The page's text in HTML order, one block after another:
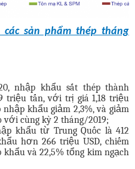
sản phẩm thép tháng
nhập khẩu sắt thép thành
triệu tấn, với trị giá 1,18 triệu
khẩu giảm 2,3%, và giảm
với cùng kỳ 2 tháng/2019;
khẩu từ Trung Quốc là 412
hơn 266 triệu USD, chiếm
và 22,5% tổng kim ngạch